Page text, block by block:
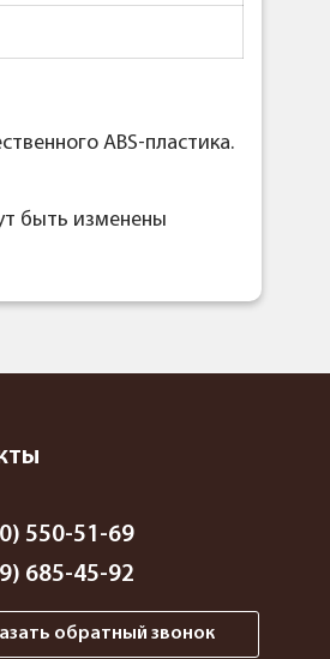
ABS-пластика.
быть изменены
550-51-69
685-45-92
обратный звонок